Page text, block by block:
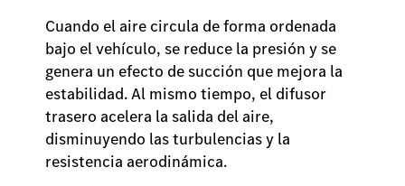
Cuando el aire circula de forma ordenada
bajo el vehículo, se reduce la presión y se
genera un efecto de succión que mejora la
estabilidad. Al mismo tiempo, el difusor
trasero acelera la salida del aire,
disminuyendo las turbulencias y la
resistencia aerodinámica.